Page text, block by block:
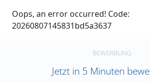
Oops, an error occurred! Code:
20260807145831bd5a3637
BEWERBUNG
Jetzt in 5 Minuten